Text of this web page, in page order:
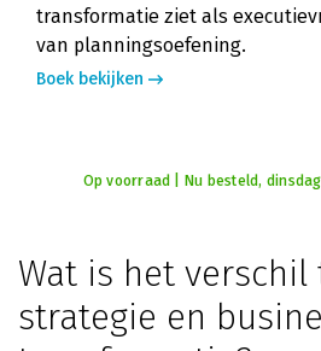
transformatie ziet als
van planningsoefening.
Boek bekijken
Op voorraad | Nu besteld,
Wat is het verschil
strategie en